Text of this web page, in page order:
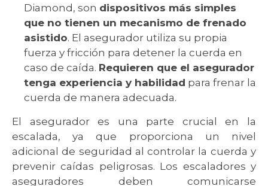
Diamond, son dispositivos más simples
que no tienen un mecanismo de frenado
asistido. El asegurador utiliza su propia
fuerza y fricción para detener la cuerda en
caso de caída. Requieren que el asegurador
tenga experiencia y habilidad para frenar la
cuerda de manera adecuada.
El asegurador es una parte crucial en la
escalada, ya que proporciona un nivel
adicional de seguridad al controlar la cuerda y
prevenir caídas peligrosas. Los escaladores y
aseguradores deben comunicarse